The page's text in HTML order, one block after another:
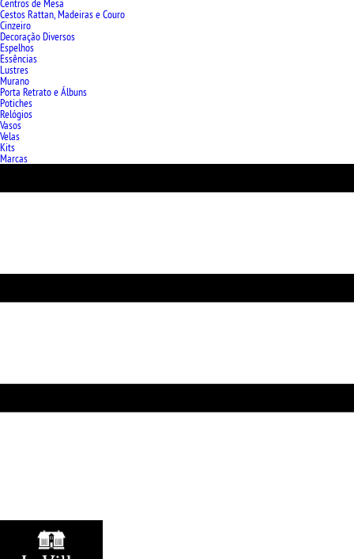
Cestos Rattan, Madeiras e Couro
Cinzeiro
Decoração Diversos
Espelhos
Essências
Lustres
Murano
Porta Retrato e Álbuns
Potiches
Relógios
Vasos
Velas
Kits
Marcas